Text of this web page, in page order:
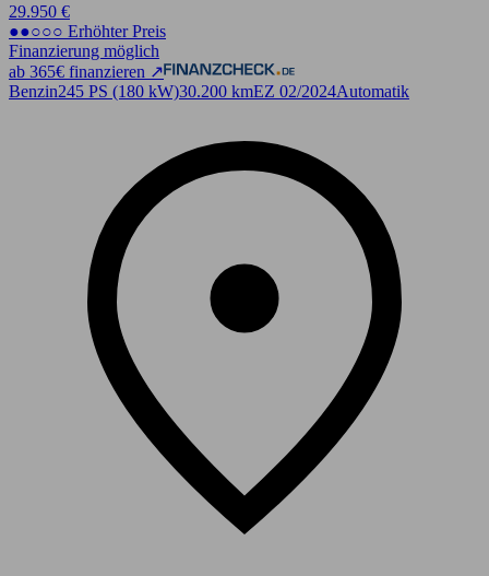
29.950 €
●●○○○ Erhöhter Preis
Finanzierung möglich
ab 365€ finanzieren ↗
Benzin245 PS (180 kW)30.200 kmEZ 02/2024Automatik